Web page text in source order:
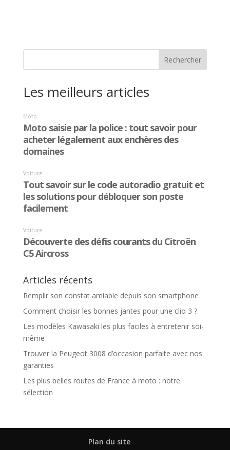
Les meilleurs articles
Articles récents
Remplir son constat amiable depuis son smartphone
Comment choisir les bonnes jantes pour une clio 3 ?
Les modèles Kawasaki les plus faciles à entretenir soi-
même
Trouver la Peugeot 3008 d’occasion parfaite avec nos
garanties
Les plus belles routes de France à moto : notre
sélection
Plan du site